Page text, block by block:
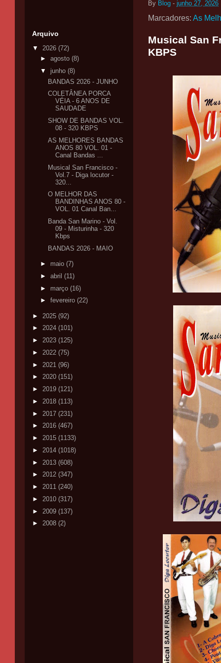
By Blog - junho 27, 2026
Marcadores: As
Musical San
KBPS
Arquivo
▼ 2026 (72)
► agosto (8)
▼ junho (8)
BANDAS 2026 - JUNHO
COLETÂNEA PORCA
VÉIA - 6 ANOS DE
SAUDADE
SHOW DE BANDAS VOL.
08 - 320 KBPS
AS MELHORES BANDAS
ANOS 80 VOL. 01 -
Canal Bandas ...
Musical San Francisco -
Vol.7 - Diga locutor -
320...
O MELHOR DAS
BANDINHAS ANOS 80 -
VOL. 01 Canal Ban...
Banda San Marino - Vol.
09 - Misturinha - 320
Kbps
BANDAS 2026 - MAIO
► maio (7)
► abril (11)
► março (16)
► fevereiro (22)
► 2025 (92)
► 2024 (101)
► 2023 (125)
► 2022 (75)
► 2021 (96)
► 2020 (151)
► 2019 (121)
► 2018 (113)
► 2017 (231)
► 2016 (467)
► 2015 (1133)
► 2014 (1018)
► 2013 (608)
► 2012 (347)
► 2011 (240)
► 2010 (317)
► 2009 (137)
► 2008 (2)